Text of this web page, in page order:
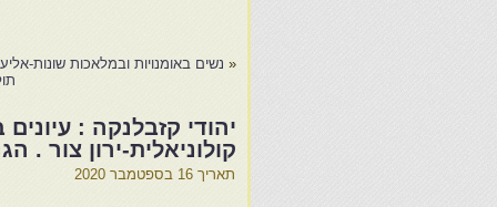
« נשים באומנויות ובמלאכות שונות-
יהודי קזבלנקה :
קולוניאלית-ירון צור .
תאריך 16 בספטמבר 2020